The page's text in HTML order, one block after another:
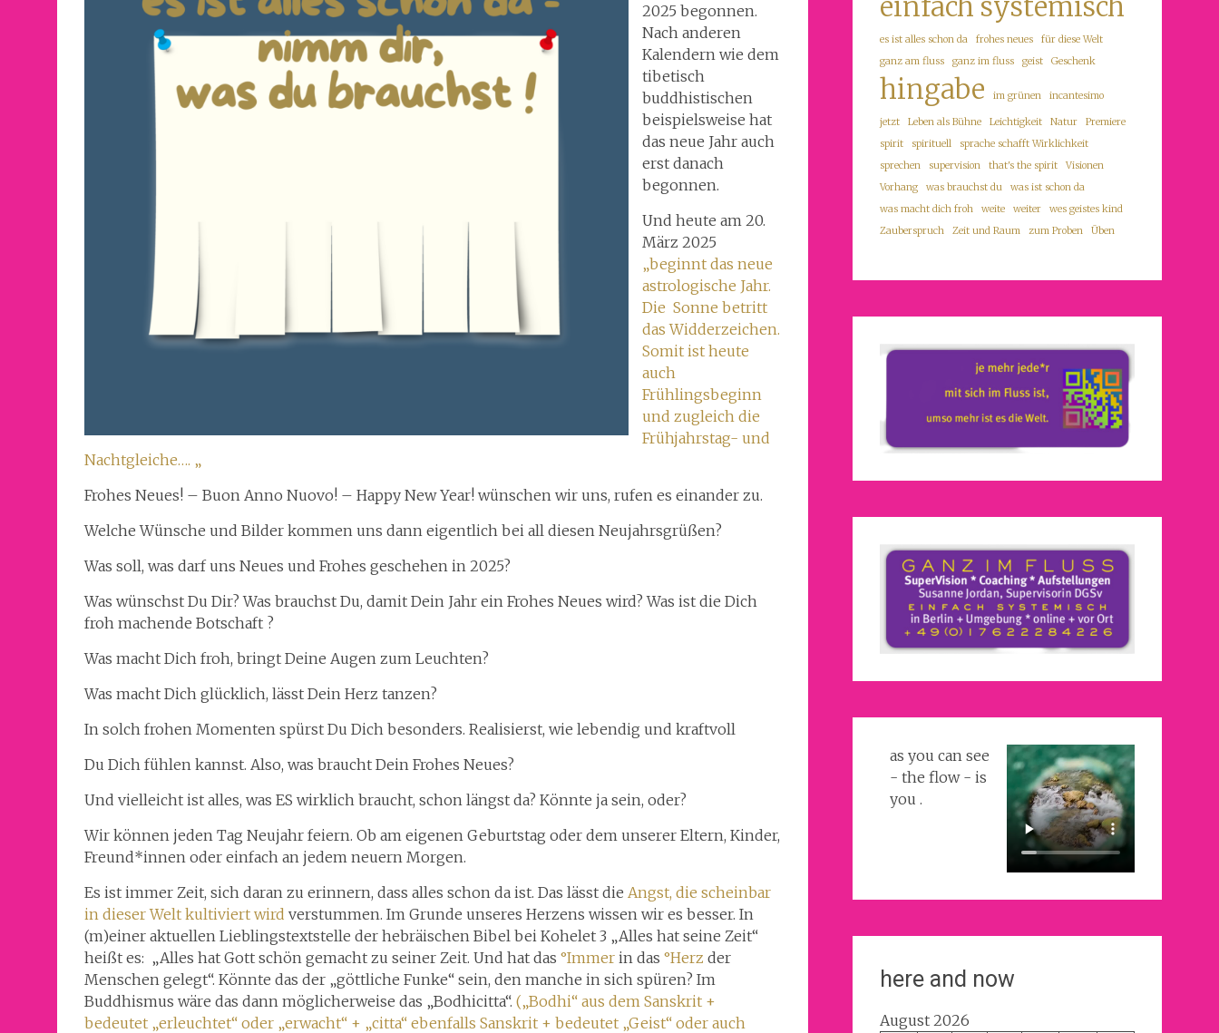
2025 begonnen.
Nach anderen
Kalendern wie dem
tibetisch
buddhistischen
beispielsweise hat
das neue Jahr auch
erst danach
begonnen.
Und heute am 20.
März 2025
„beginnt das neue
astrologische Jahr.
Die Sonne betritt
das Widderzeichen.
Somit ist heute
auch
Frühlingsbeginn
und zugleich die
Frühjahrstag- und
Nachtgleiche…. „
Frohes Neues! – Buon Anno Nuovo! – Happy New Year! wünschen wir uns, rufen es einander zu.
Welche Wünsche und Bilder kommen uns dann eigentlich bei all diesen Neujahrsgrüßen?
Was soll, was darf uns Neues und Frohes geschehen in 2025?
Was wünschst Du Dir? Was brauchst Du, damit Dein Jahr ein Frohes Neues wird? Was ist die Dich
froh machende Botschaft ?
Was macht Dich froh, bringt Deine Augen zum Leuchten?
Was macht Dich glücklich, lässt Dein Herz tanzen?
In solch frohen Momenten spürst Du Dich besonders. Realisierst, wie lebendig und kraftvoll
Du Dich fühlen kannst. Also, was braucht Dein Frohes Neues?
Und vielleicht ist alles, was ES wirklich braucht, schon längst da? Könnte ja sein, oder?
Wir können jeden Tag Neujahr feiern. Ob am eigenen Geburtstag oder dem unserer Eltern, Kinder,
Freund*innen oder einfach an jedem neuern Morgen.
Es ist immer Zeit, sich daran zu erinnern, dass alles schon da ist. Das lässt die Angst, die scheinbar
in dieser Welt kultiviert wird verstummen. Im Grunde unseres Herzens wissen wir es besser. In
(m)einer aktuellen Lieblingstextstelle der hebräischen Bibel bei Kohelet 3 „Alles hat seine Zeit“
heißt es: „Alles hat Gott schön gemacht zu seiner Zeit. Und hat das °Immer in das °Herz der
Menschen gelegt“. Könnte das der „göttliche Funke“ sein, den manche in sich spüren? Im
Buddhismus wäre das dann möglicherweise das „Bodhicitta“. („Bodhi“ aus dem Sanskrit +
bedeutet „erleuchtet“ oder „erwacht“ + „citta“ ebenfalls Sanskrit + bedeutet „Geist“ oder auch
es ist alles schon da frohes neues
für diese Welt
ganz am fluss
ganz im fluss geist Geschenk
hingabe im grünen incantesimo
jetzt Leben als Bühne Leichtigkeit Natur
Premiere
spirit
spirituell
sprache schafft Wirklichkeit
sprechen
supervision that's the spirit
Visionen
Vorhang
was brauchst du
was ist schon da
was macht dich froh
weite weiter
wes geistes kind
Zauberspruch
Zeit und Raum zum Proben Üben
as you can see
- the flow - is
you .
here and now
August 2026